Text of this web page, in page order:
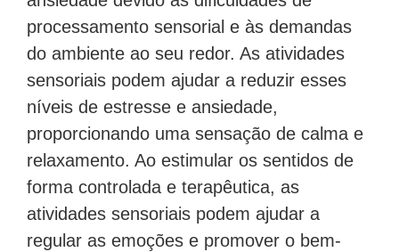
processamento sensorial e às demandas
do ambiente ao seu redor. As atividades
sensoriais podem ajudar a reduzir esses
níveis de estresse e ansiedade,
proporcionando uma sensação de calma e
relaxamento. Ao estimular os sentidos de
forma controlada e terapêutica, as
atividades sensoriais podem ajudar a
regular as emoções e promover o bem-